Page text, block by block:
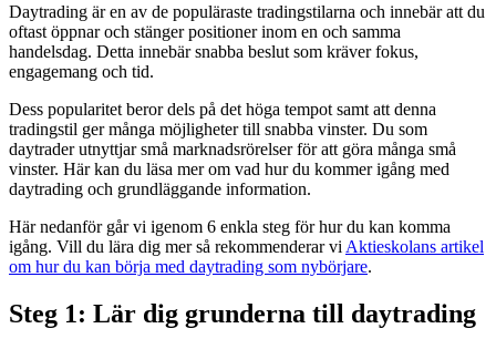
Daytrading är en av de populäraste tradingstilarna och innebär att du
oftast öppnar och stänger positioner inom en och samma
handelsdag. Detta innebär snabba beslut som kräver fokus,
engagemang och tid.
Dess popularitet beror dels på det höga tempot samt att denna
tradingstil ger många möjligheter till snabba vinster. Du som
daytrader utnyttjar små marknadsrörelser för att göra många små
vinster. Här kan du läsa mer om vad hur du kommer igång med
daytrading och grundläggande information.
Här nedanför går vi igenom 6 enkla steg för hur du kan komma
igång. Vill du lära dig mer så rekommenderar vi Aktieskolans artikel
om hur du kan börja med daytrading som nybörjare.
Steg 1: Lär dig grunderna till daytrading